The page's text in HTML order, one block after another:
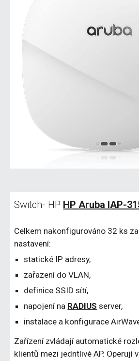
Switch- HP HP Aruba IAP-
Celkem nakonfigurováno 32 ks
nastavení:
statické IP adresy,
zařazení do VLAN,
definice SSID sítí,
napojení na RADIUS server,
instalace a konfigurace
Zařízení zvládají automatické
klientů mezi jedntlivé AP. Operují